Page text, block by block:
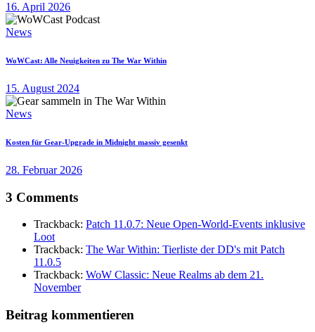
16. April 2026
News
WoWCast: Alle Neuigkeiten zu The War Within
15. August 2024
News
Kosten für Gear-Upgrade in Midnight massiv gesenkt
28. Februar 2026
3 Comments
Trackback: Patch 11.0.7: Neue Open-World-Events inklusive
Loot
Trackback: The War Within: Tierliste der DD's mit Patch
11.0.5
Trackback: WoW Classic: Neue Realms ab dem 21.
November
Beitrag kommentieren